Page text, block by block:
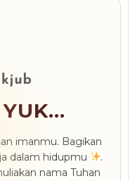
imanmu. Bagikan
dalam hidupmu
.
nama Tuhan